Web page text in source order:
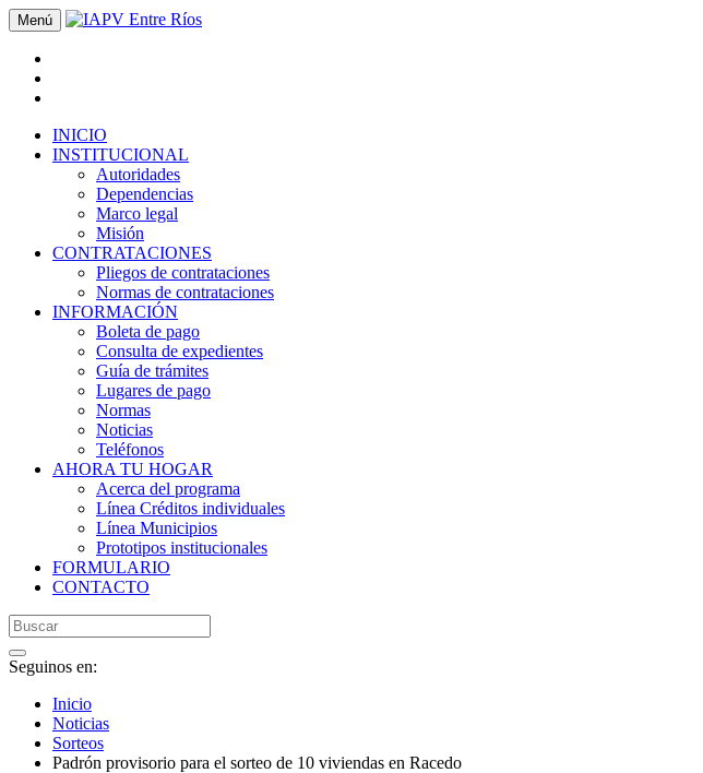
Menú
INICIO
INSTITUCIONAL
Autoridades
Dependencias
Marco legal
Misión
CONTRATACIONES
Pliegos de contrataciones
Normas de contrataciones
INFORMACIÓN
Boleta de pago
Consulta de expedientes
Guía de trámites
Lugares de pago
Normas
Noticias
Teléfonos
AHORA TU HOGAR
Acerca del programa
Línea Créditos individuales
Línea Municipios
Prototipos institucionales
FORMULARIO
CONTACTO
Seguinos en:
Inicio
Noticias
Sorteos
Padrón provisorio para el sorteo de 10 viviendas en Racedo